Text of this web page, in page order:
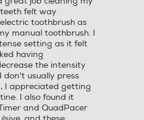
felt way
toothbrush as
manual toothbrush. I
setting as it felt
having
the intensity
don't usually press
I appreciated getting
I also found it
and QuadPacer